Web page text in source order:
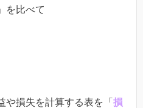
」を比べて
や損失を計算する表を「 損